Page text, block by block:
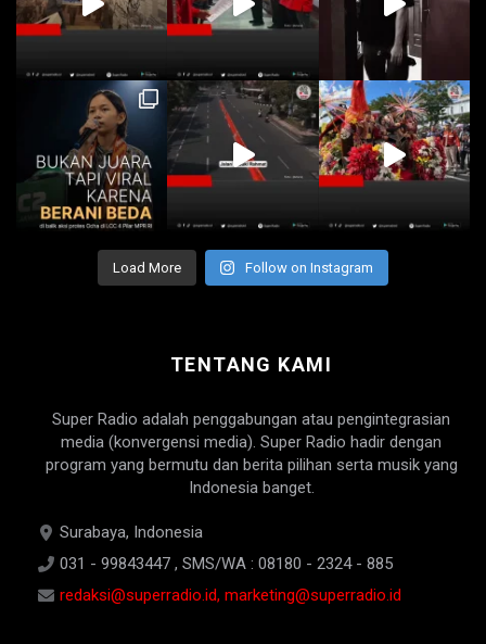
Load More Follow on Instagram
TENTANG KAMI
Super Radio adalah penggabungan atau pengintegrasian
media (konvergensi media). Super Radio hadir dengan
program yang bermutu dan berita pilihan serta musik yang
Indonesia banget.
Surabaya, Indonesia
031 - 99843447 , SMS/WA : 08180 - 2324 - 885
redaksi@superradio.id, marketing@superradio.id